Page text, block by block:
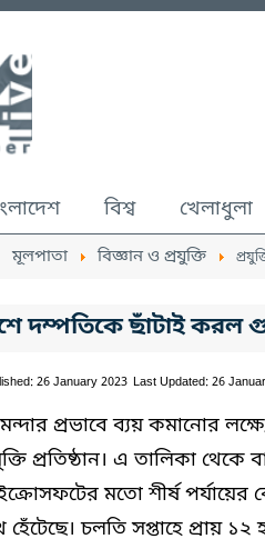
বিশ্ব খেলাধুলা
মূলপাতা বিজ্ঞান ও প্রযুক্তি
দম্পতিকে ছাঁটাই
26 January 2023 Last Updated: 26
প্রভাবে ব্যয় কমানোর
প্রতিষ্ঠান। এ তালিকা থেকে
মতো শীর্ষ
হেঁটেছে। চলতি সপ্তাহে প্রায়